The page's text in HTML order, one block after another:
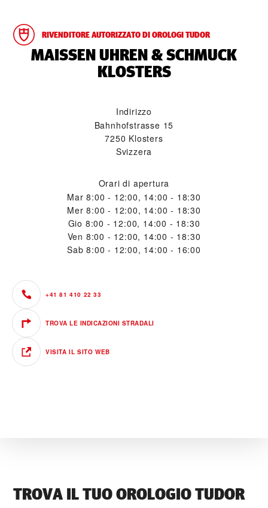
RIVENDITORE AUTORIZZATO DI OROLOGI TUDOR
‭MAISSEN UHREN & SCHMUCK
KLOSTERS‬
Indirizzo
Bahnhofstrasse 15
7250 Klosters
Svizzera
Orari di apertura
Mar 8:00 - 12:00, 14:00 - 18:30
Mer 8:00 - 12:00, 14:00 - 18:30
Gio 8:00 - 12:00, 14:00 - 18:30
Ven 8:00 - 12:00, 14:00 - 18:30
Sab 8:00 - 12:00, 14:00 - 16:00
+41 81 410 22 33
TROVA LE INDICAZIONI STRADALI
VISITA IL SITO WEB
TROVA IL TUO OROLOGIO TUDOR